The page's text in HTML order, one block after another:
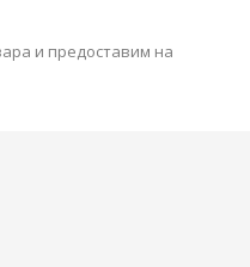
и предоставим на